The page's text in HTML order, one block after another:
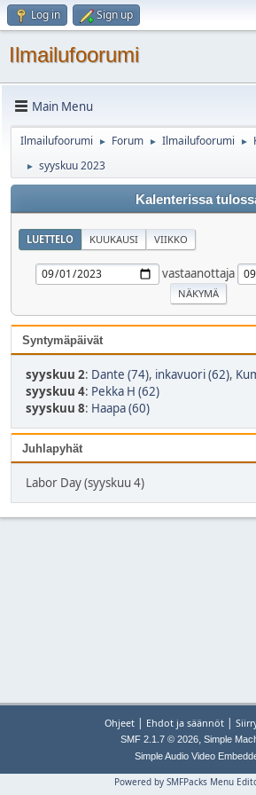
Log in Sign up
Ilmailufoorumi
Main Menu
Ilmailufoorumi ► Forum ► Ilmailufoorumi ►
► syyskuu 2023
Kalenterissa
LUETTELO KUUKAUSI VIIKKO
vastaanottaja
Syntymäpäivät
syyskuu 2: Dante (74), inkavuori (62),
syyskuu 4: Pekka H (62)
syyskuu 8: Haapa (60)
Juhlapyhät
Labor Day (syyskuu 4)
Ohjeet | Ehdot ja säännöt |
SMF 2.1.7 © 2026, Simple
Simple Audio Video
Powered by SMFPacks Menu